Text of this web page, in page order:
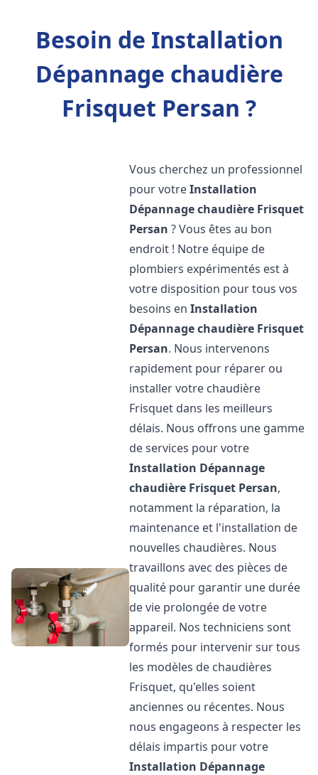
Besoin de Installation
Dépannage chaudière
Frisquet Persan ?
Vous cherchez un professionnel
pour votreInstallation
Dépannage chaudière Frisquet
Persan ? Vous êtes au bon
endroit ! Notre équipe de
plombiers expérimentés est à
votre disposition pour tous vos
besoins enInstallation
Dépannage chaudière Frisquet
Persan. Nous intervenons
rapidement pour réparer ou
installer votre chaudière
Frisquet dans les meilleurs
délais. Nous offrons une gamme
de services pour votre
Installation Dépannage
chaudière Frisquet Persan,
notamment la réparation, la
maintenance et l'installation de
nouvelles chaudières. Nous
travaillons avec des pièces de
qualité pour garantir une durée
de vie prolongée de votre
appareil. Nos techniciens sont
formés pour intervenir sur tous
les modèles de chaudières
Frisquet, qu'elles soient
anciennes ou récentes. Nous
nous engageons à respecter les
délais impartis pour votre
Installation Dépannage